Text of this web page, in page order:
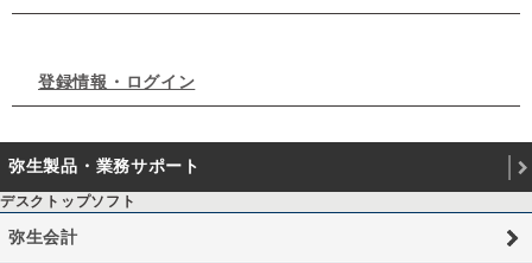
登録情報・ログイン
弥生製品・業務サポート
デスクトップソフト
弥生会計